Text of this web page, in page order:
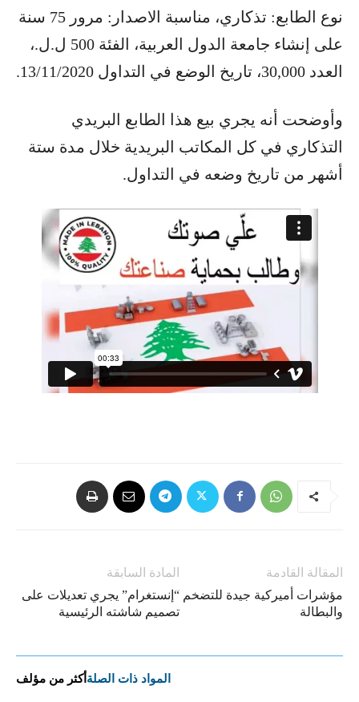
نوع الطابع: تذكاري، مناسبة الاصدار: مرور 75 سنة
على إنشاء جامعة الدول العربية، الفئة 500 ل.ل.،
العدد 30,000، تاريخ الوضع في التداول 13/11/2020.
وأوضحت أنه يجري بيع هذا الطابع البريدي
التذكاري في كل المكاتب البريدية خلال مدة ستة
أشهر من تاريخ وضعه في التداول.
المادة السابقة
“إنستغرام” يجري تعديلات على
تصميم شاشته الرئيسية
المقالة القادمة
مؤشرات أميركية جيدة للتضخم
والبطالة
المواد ذات الصلةأكثر من مؤلف